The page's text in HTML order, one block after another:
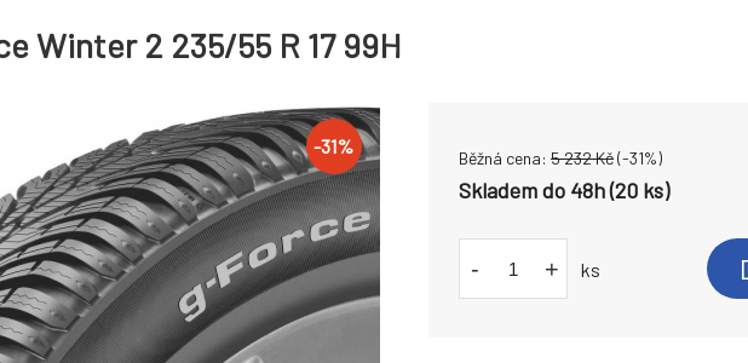
Winter 2 235/55 R 17 99H
-31%
Běžná cena: 5 232Kč(-31%)
Skladem do 48h (20 ks)
- + ks